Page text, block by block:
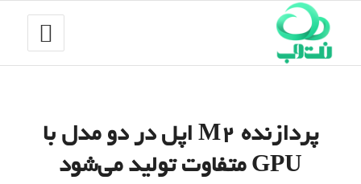
پردازنده M2 اپل در دو مدل با
GPU متفاوت تولید می‌شود